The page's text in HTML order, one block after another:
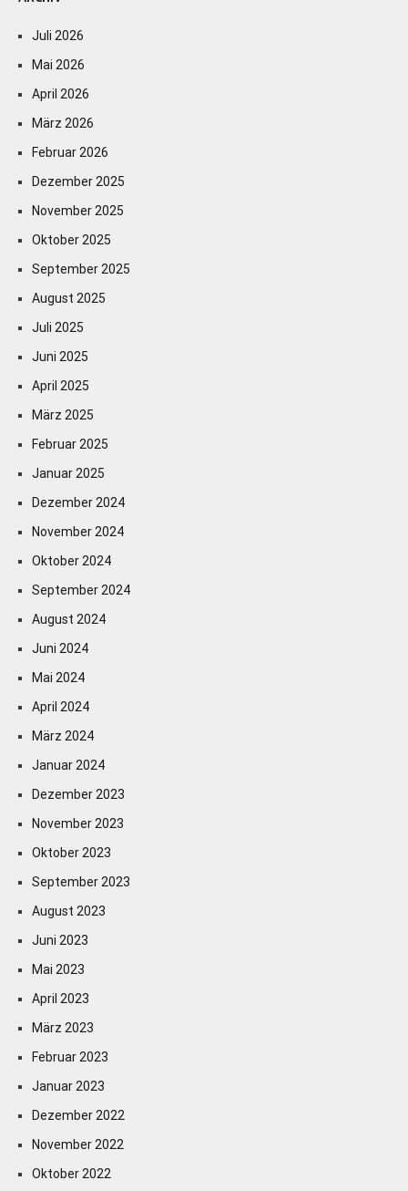
Juli 2026
Mai 2026
April 2026
März 2026
Februar 2026
Dezember 2025
November 2025
Oktober 2025
September 2025
August 2025
Juli 2025
Juni 2025
April 2025
März 2025
Februar 2025
Januar 2025
Dezember 2024
November 2024
Oktober 2024
September 2024
August 2024
Juni 2024
Mai 2024
April 2024
März 2024
Januar 2024
Dezember 2023
November 2023
Oktober 2023
September 2023
August 2023
Juni 2023
Mai 2023
April 2023
März 2023
Februar 2023
Januar 2023
Dezember 2022
November 2022
Oktober 2022